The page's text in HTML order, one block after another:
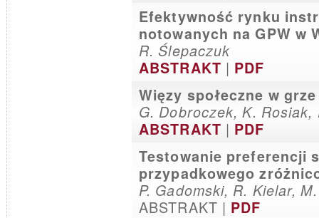
Efektywność rynku
notowanych na GPW w
R. Ślepaczuk
ABSTRAKT | PDF
Więzy społeczne w
G. Dobroczek, K. Rosiak,
ABSTRAKT | PDF
Testowanie preferencji
przypadkowego
P. Gadomski, R. Kielar,
ABSTRAKT | PDF